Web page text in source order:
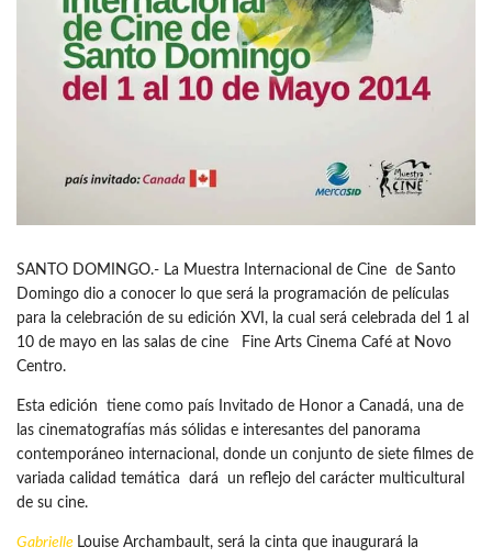
SANTO DOMINGO.- La Muestra Internacional de Cine de Santo
Domingo dio a conocer lo que será la programación de películas
para la celebración de su edición XVI, la cual será celebrada del 1 al
10 de mayo en las salas de cine Fine Arts Cinema Café at Novo
Centro.
Esta edición tiene como país Invitado de Honor a Canadá, una de
las cinematografías más sólidas e interesantes del panorama
contemporáneo internacional, donde un conjunto de siete filmes de
variada calidad temática dará un reflejo del carácter multicultural
de su cine.
Gabrielle Louise Archambault, será la cinta que inaugurará la